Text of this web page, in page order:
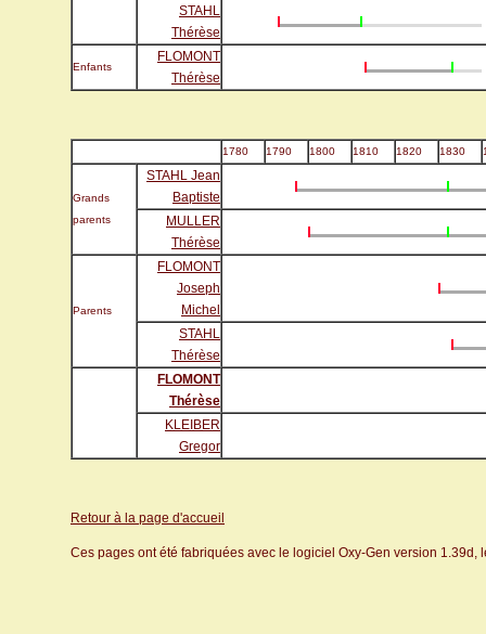
STAHL
Thérèse
Enfants
FLOMONT
Thérèse
1780 1790 1800 1810 1820 1830
Grands
parents
STAHL Jean
Baptiste
MULLER
Thérèse
Parents
FLOMONT
Joseph
Michel
STAHL
Thérèse
FLOMONT
Thérèse
KLEIBER
Gregor
Retour à la page d'accueil
Ces pages ont été fabriquées avec le logiciel Oxy-Gen version 1.39d,